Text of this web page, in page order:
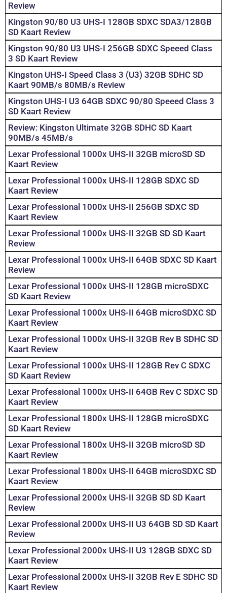
Review
Kingston 90/80 U3 UHS-I 128GB SDXC SDA3/128GB
SD Kaart Review
Kingston 90/80 U3 UHS-I 256GB SDXC Speeed Class
3 SD Kaart Review
Kingston UHS-I Speed Class 3 (U3) 32GB SDHC SD
Kaart 90MB/s 80MB/s Review
Kingston UHS-I U3 64GB SDXC 90/80 Speeed Class 3
SD Kaart Review
Review: Kingston Ultimate 32GB SDHC SD Kaart
90MB/s 45MB/s
Lexar Professional 1000x UHS-II 32GB microSD SD
Kaart Review
Lexar Professional 1000x UHS-II 128GB SDXC SD
Kaart Review
Lexar Professional 1000x UHS-II 256GB SDXC SD
Kaart Review
Lexar Professional 1000x UHS-II 32GB SD SD Kaart
Review
Lexar Professional 1000x UHS-II 64GB SDXC SD Kaart
Review
Lexar Professional 1000x UHS-II 128GB microSDXC
SD Kaart Review
Lexar Professional 1000x UHS-II 64GB microSDXC SD
Kaart Review
Lexar Professional 1000x UHS-II 32GB Rev B SDHC SD
Kaart Review
Lexar Professional 1000x UHS-II 128GB Rev C SDXC
SD Kaart Review
Lexar Professional 1000x UHS-II 64GB Rev C SDXC SD
Kaart Review
Lexar Professional 1800x UHS-II 128GB microSDXC
SD Kaart Review
Lexar Professional 1800x UHS-II 32GB microSD SD
Kaart Review
Lexar Professional 1800x UHS-II 64GB microSDXC SD
Kaart Review
Lexar Professional 2000x UHS-II 32GB SD SD Kaart
Review
Lexar Professional 2000x UHS-II U3 64GB SD SD Kaart
Review
Lexar Professional 2000x UHS-II U3 128GB SDXC SD
Kaart Review
Lexar Professional 2000x UHS-II 32GB Rev E SDHC SD
Kaart Review